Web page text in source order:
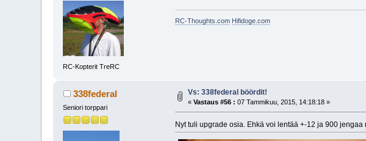
RC-Kopterit TreRC
RC-Thoughts.com Hifidoge.com
338federal
Seniori torppari
Vs: 338federal böördit!
«Vastaus #56 : 07 Tammikuu, 2015, 14:18:18 »
Nyt tuli upgrade osia. Ehkä voi lentää +-12 ja 900 jengaa